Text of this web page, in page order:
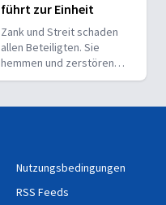
führt zur Einheit
Zank und Streit schaden
allen Beteiligten. Sie
hemmen und zerstören
auch Gemeinde. Doch
Einheit.
Nutzungsbedingungen
RSS Feeds